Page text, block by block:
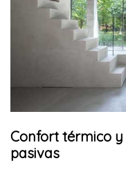
Confort térmico
pasivas